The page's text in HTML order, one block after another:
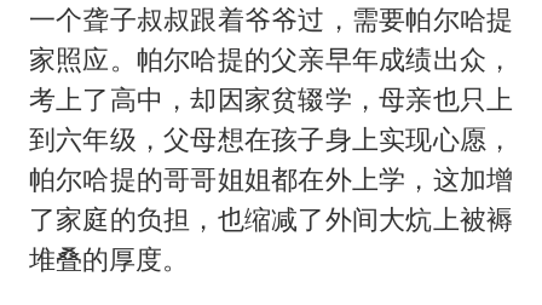
一个聋子叔叔跟着爷爷过，需要帕尔哈提
家照应。帕尔哈提的父亲早年成绩出众，
考上了高中，却因家贫辍学，母亲也只上
到六年级，父母想在孩子身上实现心愿，
帕尔哈提的哥哥姐姐都在外上学，这加增
了家庭的负担，也缩减了外间大炕上被褥
堆叠的厚度。